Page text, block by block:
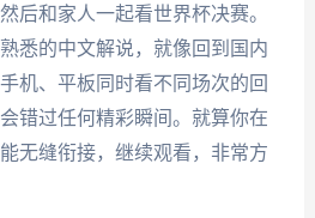
后和家人一起看世界杯决赛。
悉的中文解说，就像回到国内
机、平板同时看不同场次的回
错过任何精彩瞬间。就算你在
无缝衔接，继续观看，非常方